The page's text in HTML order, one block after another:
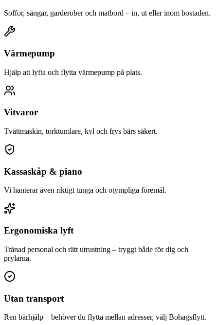
Soffor, sängar, garderober och matbord – in, ut eller inom bostaden.
Värmepump
Hjälp att lyfta och flytta värmepump på plats.
Vitvaror
Tvättmaskin, torktumlare, kyl och frys bärs säkert.
Kassaskåp & piano
Vi hanterar även riktigt tunga och otympliga föremål.
Ergonomiska lyft
Tränad personal och rätt utrustning – tryggt både för dig och
prylarna.
Utan transport
Ren bärhjälp – behöver du flytta mellan adresser, välj Bohagsflytt.